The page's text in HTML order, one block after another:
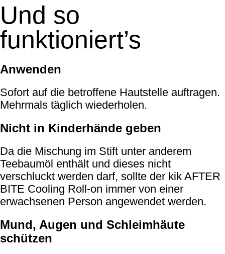
Und so
funktioniert’s
Anwenden
Sofort auf die betroffene Hautstelle auftragen.
Mehrmals täglich wiederholen.
Nicht in Kinderhände geben
Da die Mischung im Stift unter anderem
Teebaumöl enthält und dieses nicht
verschluckt werden darf, sollte der kik AFTER
BITE Cooling Roll-on immer von einer
erwachsenen Person angewendet werden.
Mund, Augen und Schleimhäute
schützen